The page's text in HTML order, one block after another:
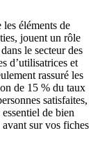
éléments de
jouent un rôle
le secteur des
d’utilisatrices et
rassuré les
de 15 % du taux
satisfaites,
de bien
avant sur vos fiches